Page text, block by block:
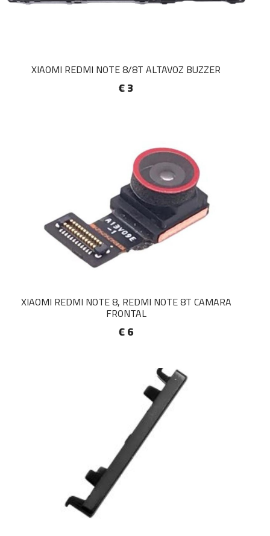
XIAOMI REDMI NOTE 8/8T ALTAVOZ BUZZER
€ 3
XIAOMI REDMI NOTE 8, REDMI NOTE 8T CAMARA
FRONTAL
€ 6